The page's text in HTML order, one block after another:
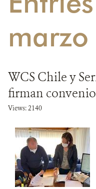
WCS Chile y
firman
Views: 2140